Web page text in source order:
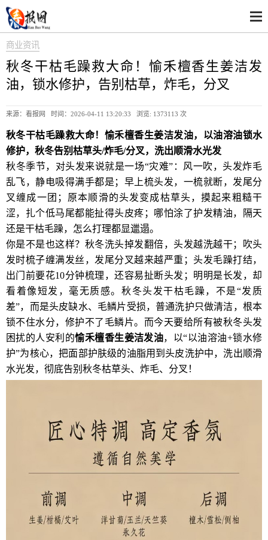
商业资讯
秋冬干枯毛躁救大命！愉禾檀香生姜洁发
油，锁水修护，告别枯草，炸毛，分叉
来源：看报网 时间：2026-04-11 13:20:33 浏览: 1373113 次
秋冬干枯毛躁救大命！愉禾檀香生姜洁发油，以油溶油锁水
修护，秋冬告别枯草头/炸毛/分叉，洗出顺滑水光发
秋冬季节，对头发来说就是一场“灾难”：风一吹，头发炸毛
乱飞，静电吸得满手都是；早上梳头发，一梳就断，发尾分
叉缠成一团；原本顺滑的头发变成枯草头，摸起来粗糙干
涩，扎个低马尾都能扯得头皮疼；哪怕涂了护发精油，隔天
还是干枯毛躁，怎么打理都显邋遢。
你是不是也这样？秋冬洗头掉发翻倍，头发越洗越干；吹头
发时梳子缠满发丝，发尾分叉越来越严重；头发毛躁打结，
出门前要花10分钟梳理，还容易扯断头发；明明是长发，却
看着像短发，毫无质感。秋冬头发干枯毛躁，不是“发质
差”，而是头皮缺水、毛鳞片受损，普通洗护只做清洁，根本
锁不住水分，修护不了毛鳞片。而今天要给所有被秋冬头发
困扰的人安利的愉禾檀香生姜洁发油，以“以油溶油+锁水修
护”为核心，把面部护肤级的油脂用到头皮洗护中，洗出顺滑
水光发，彻底告别秋冬枯草头、炸毛、分叉！